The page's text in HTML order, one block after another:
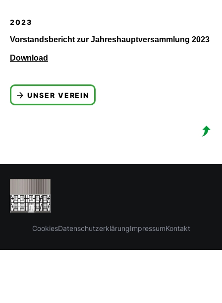
2023
Vorstandsbericht zur Jahreshauptversammlung 2023
Download
UNSER VEREIN
CookiesDatenschutzerklärungImpressumKontakt